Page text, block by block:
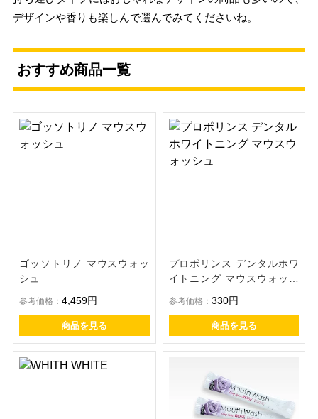
デザインや香りも楽しんで選んでみてくださいね。
おすすめ商品一覧
ゴッソトリノ マウスウォッ
シュ
参考価格：4,459円
商品を見る
プロポリンス デンタルホワ
イトニング マウスウォッシ
参考価格： 330円
商品を見る